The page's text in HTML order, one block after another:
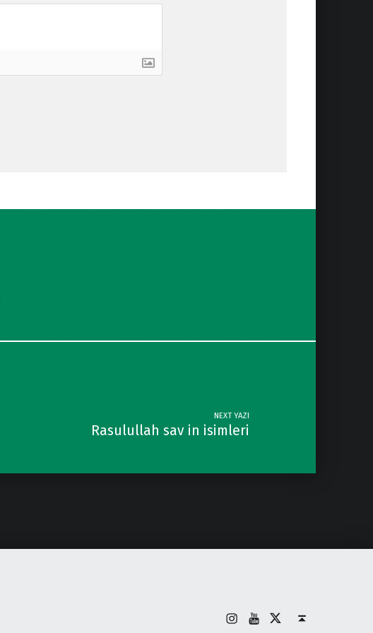
NEXT YAZI
Rasulullah sav in isimleri